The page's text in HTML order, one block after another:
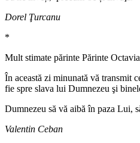
Dorel Ţurcanu
*
Mult stimate părinte Părinte
În această zi minunată vă transmit
fie spre slava lui Dumnezeu şi
Dumnezeu să vă aibă în paza Lui,
Valentin Ceban